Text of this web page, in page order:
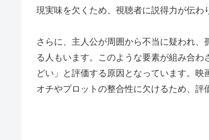
現実味を欠くため、視聴者に説得力が伝わ
さらに、主人公が周囲から不当に疑われ
る人もいます。このような要素が組み合
どい」と評価する原因となっています。
オチやプロットの整合性に欠けるため、評